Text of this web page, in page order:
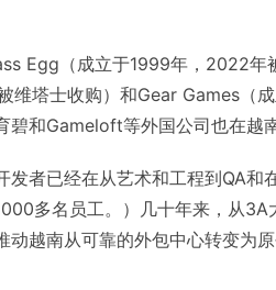
Egg（成立于1999年，2022年
维塔士收购）和Gear Games（
和Gameloft等外国公司也在越
者已经在从艺术和工程到QA和
多名员工。）几十年来，从3A
动越南从可靠的外包中心转变为